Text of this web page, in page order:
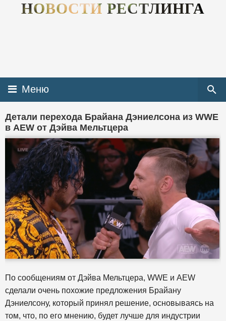
НОВОСТИ РЕСТЛИНГА
Меню
Детали перехода Брайана Дэниелсона из WWE
в AEW от Дэйва Мельтцера
По сообщениям от Дэйва Мельтцера, WWE и AEW
сделали очень похожие предложения Брайану
Дэниелсону, который принял решение, основываясь на
том, что, по его мнению, будет лучше для индустрии